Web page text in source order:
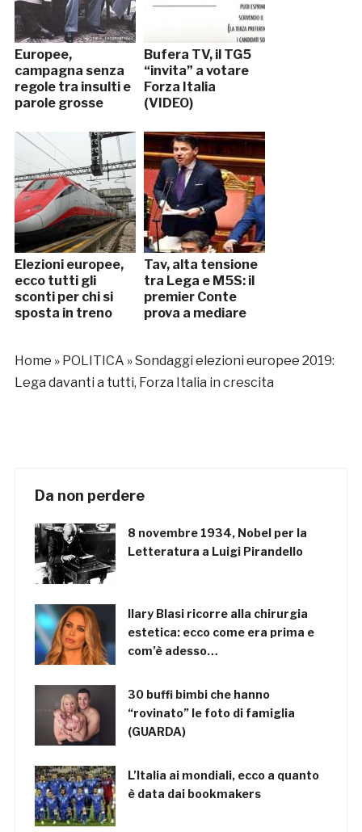
Europee,
campagna senza
regole tra insulti e
parole grosse
Bufera TV, il TG5
“invita” a votare
Forza Italia
(VIDEO)
Elezioni europee,
ecco tutti gli
sconti per chi si
sposta in treno
Tav, alta tensione
tra Lega e M5S: il
premier Conte
prova a mediare
Home » POLITICA »Sondaggi elezioni europee 2019:
Lega davanti a tutti, Forza Italia in crescita
Da non perdere
8 novembre 1934, Nobel per la
Letteratura a Luigi Pirandello
Ilary Blasi ricorre alla chirurgia
estetica: ecco come era prima e
com’è adesso…
30 buffi bimbi che hanno
“rovinato” le foto di famiglia
(GUARDA)
L’Italia ai mondiali, ecco a quanto
è data dai bookmakers